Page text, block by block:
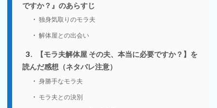
ですか？』のあらすじ
独身気取りのモラ夫
解体屋との出会い
3
【モラ夫解体屋 その夫、本当に必要ですか？】を
読んだ感想（ネタバレ注意）
身勝手なモラ夫
モラ夫との決別